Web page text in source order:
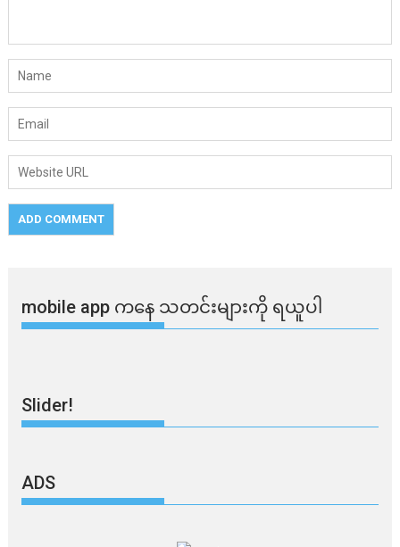
mobile app ​​ကနေ ​​သတင်းများကို ရယူပါ
Slider!
ADS